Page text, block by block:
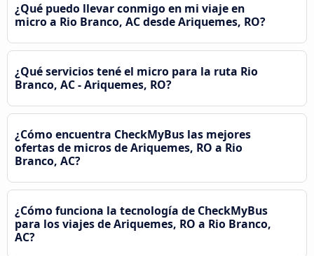
¿Qué puedo llevar conmigo en mi viaje en
micro a Rio Branco, AC desde Ariquemes, RO?
¿Qué servicios tené el micro para la ruta Rio
Branco, AC - Ariquemes, RO?
¿Cómo encuentra CheckMyBus las mejores
ofertas de micros de Ariquemes, RO a Rio
Branco, AC?
¿Cómo funciona la tecnología de CheckMyBus
para los viajes de Ariquemes, RO a Rio Branco,
AC?